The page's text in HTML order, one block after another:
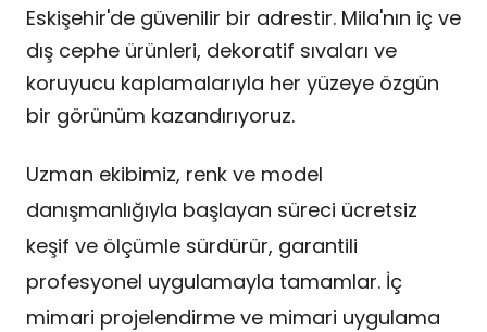
Eskişehir'de güvenilir bir adrestir. Mila'nın iç ve
dış cephe ürünleri, dekoratif sıvaları ve
koruyucu kaplamalarıyla her yüzeye özgün
bir görünüm kazandırıyoruz.
Uzman ekibimiz, renk ve model
danışmanlığıyla başlayan süreci ücretsiz
keşif ve ölçümle sürdürür, garantili
profesyonel uygulamayla tamamlar. İç
mimari projelendirme ve mimari uygulama